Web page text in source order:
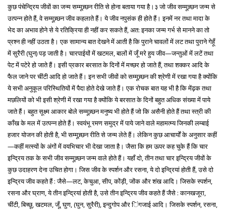
कुछ पंचेन्द्रिय जीवों का जन्म सम्मूच्र्छन रीति से होना बताया गया है।३ जो जीव सम्मूच्र्छन जन्म से
उत्पन्न होते हैं, वे सम्मूच्र्छन जीव कहलाते हैं। ये जीव नपुसंक ही होते हैं। इनमें नर तथा मादा के
भेद का अभाव होने से ये रतिक्रिया ही नहीं कर सकते हैं, अत: इनका जन्म गर्भ से मानने का तो
प्रश्न ही नहीं उठता है। एक सामान्य बात देखने में आती है कि पुराने चावलों में लट तथा पुराने गेहूँ
में सुरैरी (घुन) पड़ जाती है। चारपाईयों में खटमल, बालों में जूँ मरे हुय जीव—जन्तुओं में लटें तथा
पेट में पटेरे हो जाते हैं। इसी प्रकार बरसात के दिनों में मच्छर हो जाते हैं, तथा शक्कर आदि के
फैल जाने पर चींटी आदि हो जाते हैं। इन सभी जीवों को सम्मूच्र्छन की श्रेणी में रखा गया है क्योंकि
ये सभी अनुकूल परिस्थितियों में पैदा होते देखे जाते हैं। एक रोचक बात यह भी है कि मेंढ़क तथा
मछलियों को भी इसी श्रेणी में रखा गया है क्योंकि ये बरसात के दिनों बहुत अधिक संख्या में पाये
जाते हैं। बहुत सूक्ष्म आकार बोले सम्मूच्र्छन मनुष्य भी होते हैं जो कि असैनी होते हैं तथा स्त्री की
काँख के मल में उत्पन्न होते हैं। स्वयंभू रमण समुद्र में पाये जाने वाले महामत्म्य जिनकी लम्बाई
हजार योजन की होती है, भी सम्मूच्र्छन रीति से जन्म लेते हैं। लेकिन कुछ आचार्यों के अनुसार कहीं
—कहीं मत्स्यों के अंगों में वयभिचार भी देखा जाता है। जैसा कि हम ऊपर कह चुके हैं कि चार
इन्द्रिय तक के सभी जीव सम्मूच्र्छन जन्म वाले होते हैं। यहाँ दो, तीन तथा चार इन्द्रिय जीवों के
कुछ उदाहरण देना उचित होगा। जिस जीव के स्पर्शन और रसना, ये दो इन्द्रियां होती हैं, उसे दो
इन्द्रिय जीव कहते हैं : जैसे—लट, केचुआ, सीप, कोंड़ी, जोंक और शंख आदि। जिसके स्पर्शन,
रसना और घ्राण, ये तीन इन्द्रियां होती है, उसे तीन इन्द्रिय जीव कहते हैं जैसे : कानखजूरा,
चींटी, बिच्छू, खटमल, जूँ, घुण, (घुन, सुरैरी), इन्दुगोप और िंगजाई आदि। जिसके स्पर्शन, रसना,